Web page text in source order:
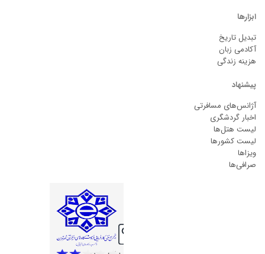
ابزارها
تبدیل تاریخ
آکادمی زبان
هزینه زندگی
پیشنهاد
آژانس‌های مسافرتی
اخبار گردشگری
لیست هتل‌ها
لیست کشورها
ویزاها
صرافی‌ها